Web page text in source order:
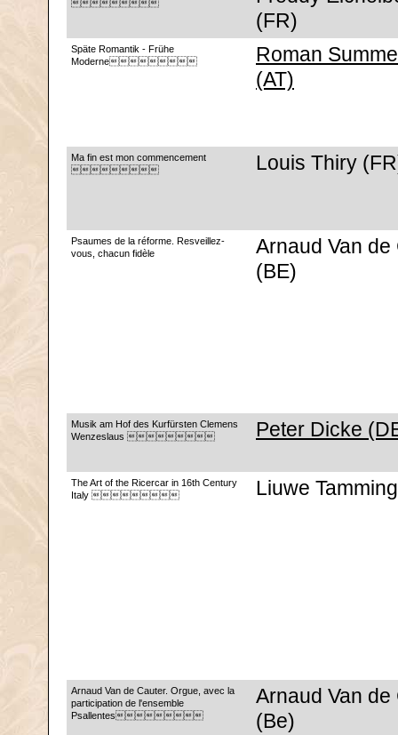
(FR)
Späte Romantik - Frühe
Moderne
Roman
(AT)
Ma fin est mon commencement
Louis Thiry
Psaumes de la réforme. Resveillez-
vous, chacun fidèle
Arnaud Van de
(BE)
Musik am Hof des Kurfürsten Clemens
Wenzeslaus
Peter Dicke
The Art of the Ricercar in 16th Century
Italy
Liuwe
Arnaud Van de Cauter. Orgue, avec la
participation de l'ensemble
Psallentes
Arnaud Van de
(Be)